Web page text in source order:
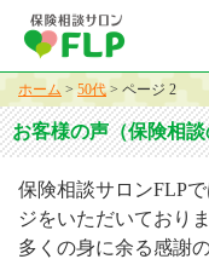
ホーム > 50代 > ページ 2
お客様の声（保険相
保険相談サロンFLP
ジをいただいておりま
多くの身に余る感謝